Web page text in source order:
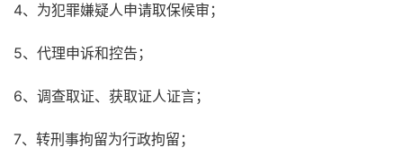
4、为犯罪嫌疑人申请取保候审；
5、代理申诉和控告；
6、调查取证、获取证人证言；
7、转刑事拘留为行政拘留；